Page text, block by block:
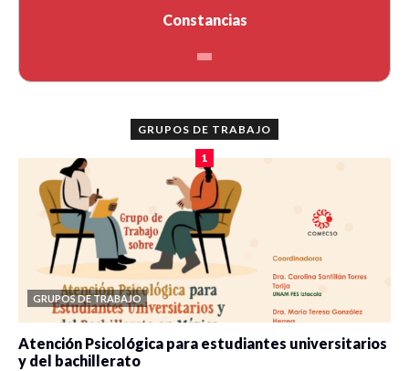
Constancias
GRUPOS DE TRABAJO
1
GRUPOS DE TRABAJO
Atención Psicológica para estudiantes universitarios
y del bachillerato